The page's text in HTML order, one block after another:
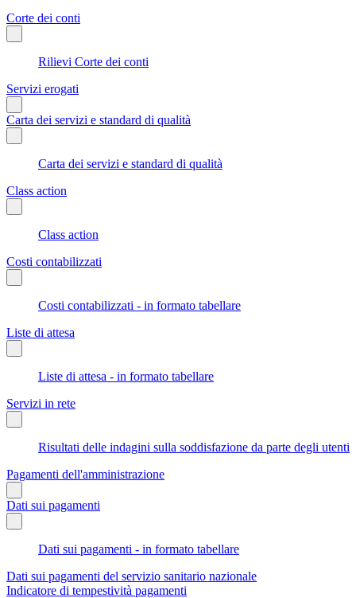
Corte dei conti
Rilievi Corte dei conti
Servizi erogati
Carta dei servizi e standard di qualità
Carta dei servizi e standard di qualità
Class action
Class action
Costi contabilizzati
Costi contabilizzati - in formato tabellare
Liste di attesa
Liste di attesa - in formato tabellare
Servizi in rete
Risultati delle indagini sulla soddisfazione da parte degli utenti
Pagamenti dell'amministrazione
Dati sui pagamenti
Dati sui pagamenti - in formato tabellare
Dati sui pagamenti del servizio sanitario nazionale
Indicatore di tempestività pagamenti